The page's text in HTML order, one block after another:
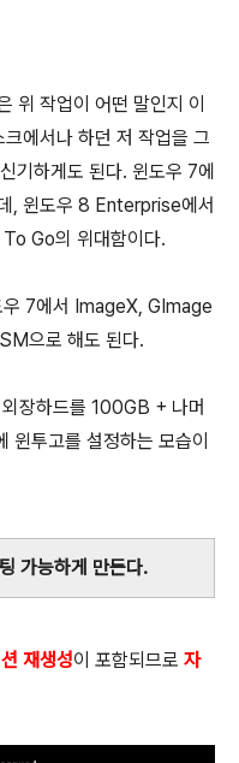
위 작업이 어떤 말인지 이
에서나 하던 저 작업을 그
기하게도 된다. 윈도우 7에
, 윈도우 8 Enterprise에서
Go의 위대함이다.
7에서 ImageX, GImage
으로 해도 된다.
장하드를 100GB + 나머
투고를 설정하는 모습이
가능하게 만든다.
재생성이 포함되므로 자